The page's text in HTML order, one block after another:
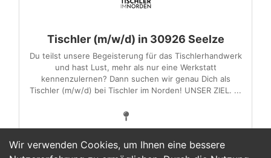
Wir verwenden Cookies, um Ihnen eine bessere
Tischler (m/w/d) in 30926 Seelze
Du teilst unsere Begeisterung für das Tischlerhandwerk
und hast Lust, mehr als nur eine Werkstatt
kennenzulernen? Dann suchen wir genau Dich als
Tischler (m/w/d) bei Tischler im Norden! UNSER ZIEL. ...